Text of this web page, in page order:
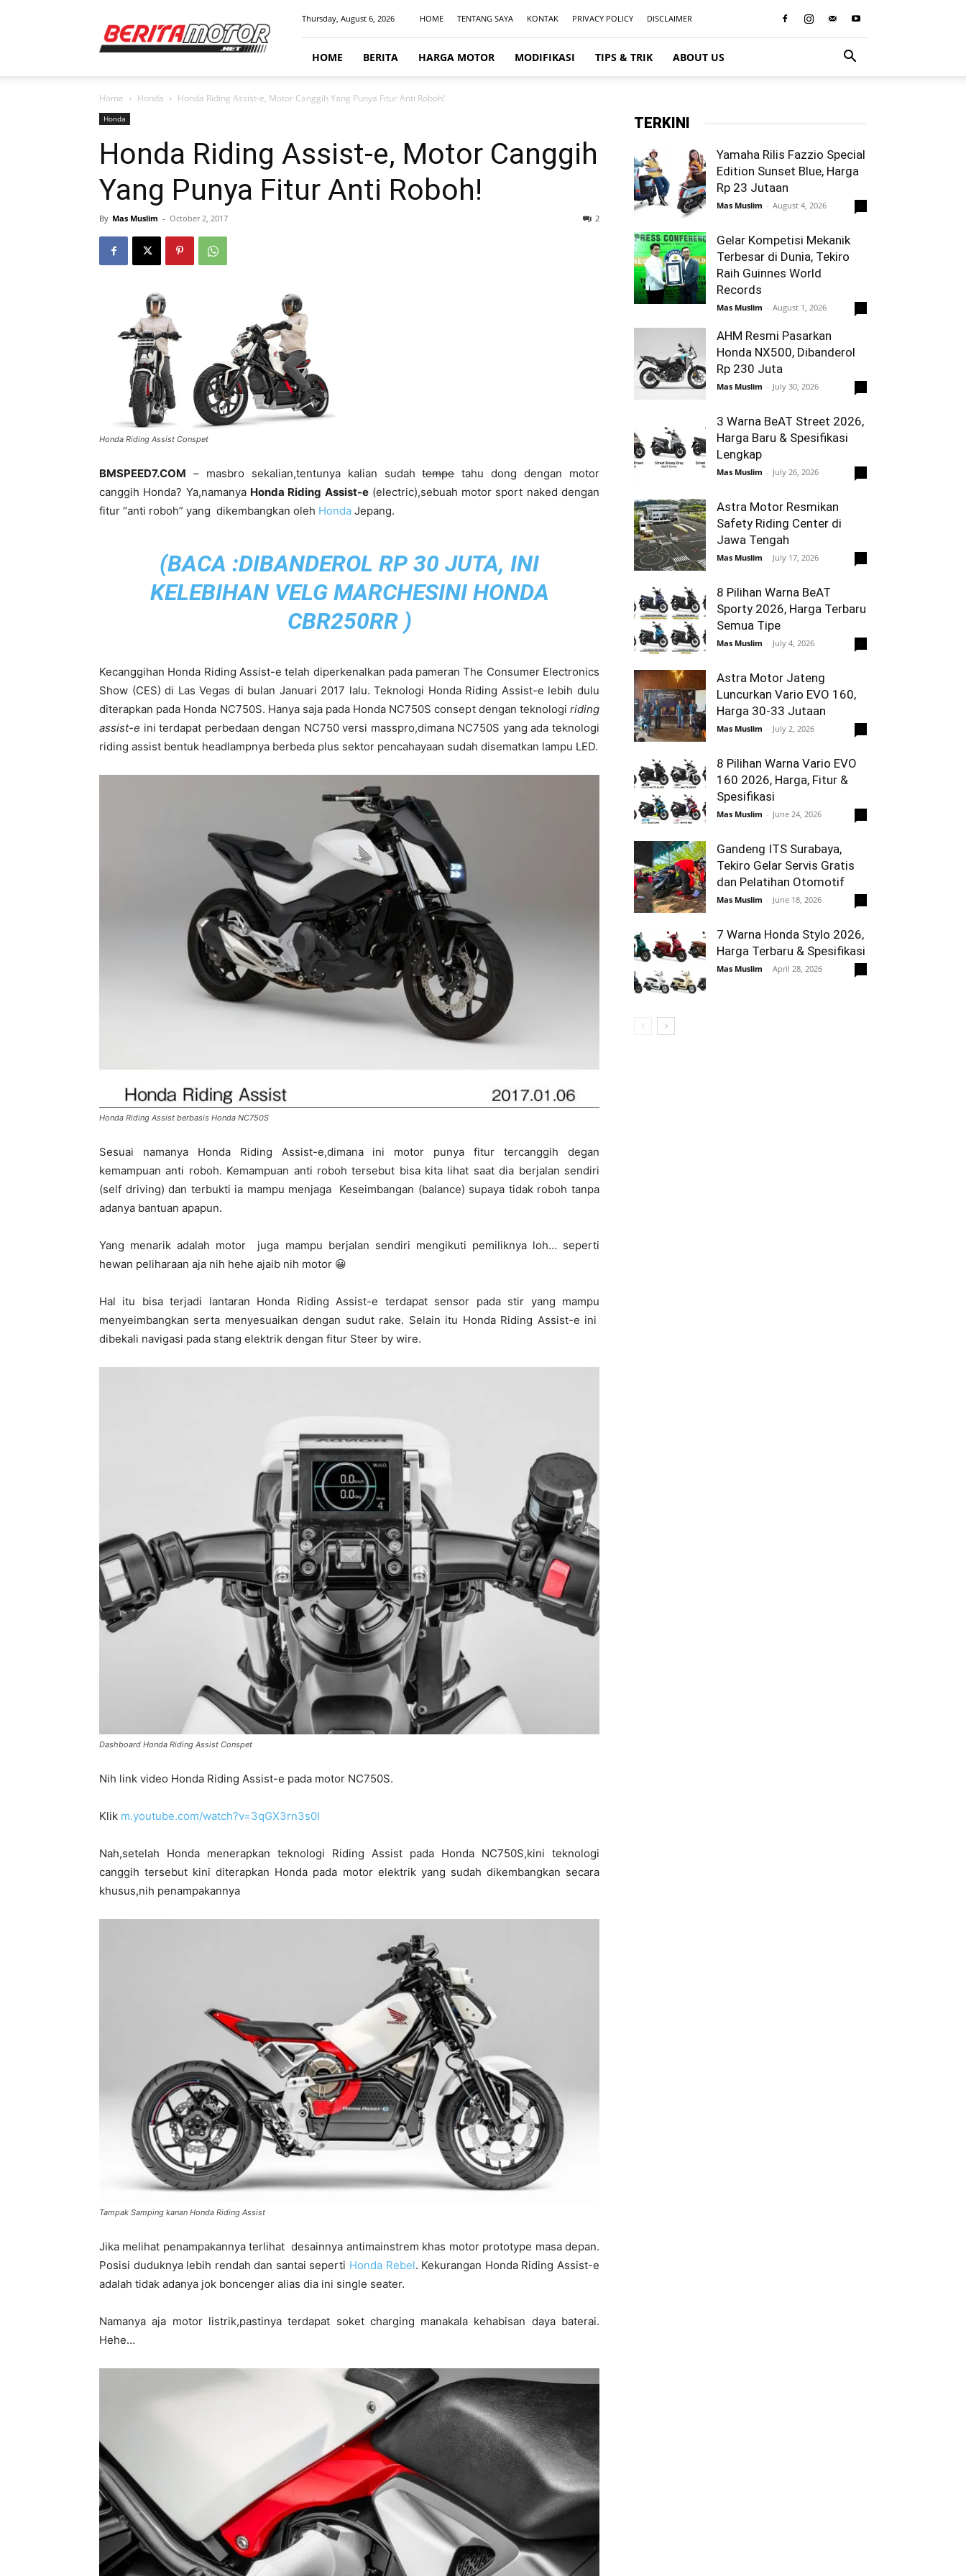
Thursday, August 6, 2026 HOME TENTANG SAYA KONTAK PRIVACY POLICY DISCLAIMER
HOME BERITA HARGA MOTOR MODIFIKASI TIPS & TRIK ABOUT US
Home Honda Honda Riding Assist-e, Motor Canggih Yang Punya Fitur Anti Roboh!
Honda
Honda Riding Assist-e, Motor Canggih
Yang Punya Fitur Anti Roboh!
By Mas Muslim - October 2, 2017 2
Honda Riding Assist Conspet
BMSPEED7.COM – masbro sekalian,tentunya kalian sudahtempetahu dong dengan motor
canggih Honda? Ya,namanya Honda Riding Assist-e(electric),sebuah motor sport naked dengan
fitur “anti roboh” yang dikembangkan oleh Honda Jepang.
(BACA :DIBANDEROL RP 30 JUTA, INI
KELEBIHAN VELG MARCHESINI HONDA
CBR250RR)
Kecanggihan Honda Riding Assist-e telah diperkenalkan pada pameran The Consumer Electronics
Show (CES) di Las Vegas di bulan Januari 2017 lalu. Teknologi Honda Riding Assist-e lebih dulu
diterapkan pada Honda NC750S. Hanya saja pada Honda NC750S consept dengan teknologi riding
assist-e ini terdapat perbedaan dengan NC750 versi masspro,dimana NC750S yang ada teknologi
riding assist bentuk headlampnya berbeda plus sektor pencahayaan sudah disematkan lampu LED.
Honda Riding Assist berbasis Honda NC750S
Sesuai namanya Honda Riding Assist-e,dimana ini motor punya fitur tercanggih degan
kemampuan anti roboh. Kemampuan anti roboh tersebut bisa kita lihat saat dia berjalan sendiri
(self driving) dan terbukti ia mampu menjaga Keseimbangan (balance) supaya tidak roboh tanpa
adanya bantuan apapun.
Yang menarik adalah motor juga mampu berjalan sendiri mengikuti pemiliknya loh… seperti
hewan peliharaan aja nih hehe ajaib nih motor 😀
Hal itu bisa terjadi lantaran Honda Riding Assist-e terdapat sensor pada stir yang mampu
menyeimbangkan serta menyesuaikan dengan sudut rake. Selain itu Honda Riding Assist-e ini
dibekali navigasi pada stang elektrik dengan fitur Steer by wire.
Dashboard Honda Riding Assist Conspet
Nih link video Honda Riding Assist-e pada motor NC750S.
Klik m.youtube.com/watch?v=3qGX3rn3s0I
Nah,setelah Honda menerapkan teknologi Riding Assist pada Honda NC750S,kini teknologi
canggih tersebut kini diterapkan Honda pada motor elektrik yang sudah dikembangkan secara
khusus,nih penampakannya
Tampak Samping kanan Honda Riding Assist
Jika melihat penampakannya terlihat desainnya antimainstrem khas motor prototype masa depan.
Posisi duduknya lebih rendah dan santai seperti Honda Rebel. Kekurangan Honda Riding Assist-e
adalah tidak adanya jok boncenger alias dia ini single seater.
Namanya aja motor listrik,pastinya terdapat soket charging manakala kehabisan daya baterai.
Hehe…
TERKINI
Yamaha Rilis Fazzio Special
Edition Sunset Blue, Harga
Rp 23 Jutaan
Mas Muslim - August 4, 2026
Gelar Kompetisi Mekanik
Terbesar di Dunia, Tekiro
Raih Guinnes World
Records
Mas Muslim - August 1, 2026
AHM Resmi Pasarkan
Honda NX500, Dibanderol
Rp 230 Juta
Mas Muslim - July 30, 2026
3 Warna BeAT Street 2026,
Harga Baru & Spesifikasi
Lengkap
Mas Muslim - July 26, 2026
Astra Motor Resmikan
Safety Riding Center di
Jawa Tengah
Mas Muslim - July 17, 2026
8 Pilihan Warna BeAT
Sporty 2026, Harga Terbaru
Semua Tipe
Mas Muslim - July 4, 2026
Astra Motor Jateng
Luncurkan Vario EVO 160,
Harga 30-33 Jutaan
Mas Muslim - July 2, 2026
8 Pilihan Warna Vario EVO
160 2026, Harga, Fitur &
Spesifikasi
Mas Muslim - June 24, 2026
Gandeng ITS Surabaya,
Tekiro Gelar Servis Gratis
dan Pelatihan Otomotif
Mas Muslim - June 18, 2026
7 Warna Honda Stylo 2026,
Harga Terbaru & Spesifikasi
Mas Muslim - April 28, 2026